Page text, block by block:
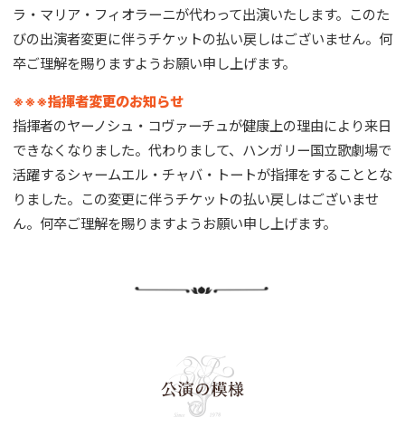
ラ・マリア・フィオラーニが代わって出演いたします。このた
びの出演者変更に伴うチケットの払い戻しはございません。何
卒ご理解を賜りますようお願い申し上げます。
※※※指揮者変更のお知らせ
指揮者のヤーノシュ・コヴァーチュが健康上の理由により来日
できなくなりました。代わりまして、ハンガリー国立歌劇場で
活躍するシャームエル・チャバ・トートが指揮をすることとな
りました。この変更に伴うチケットの払い戻しはございませ
ん。何卒ご理解を賜りますようお願い申し上げます。